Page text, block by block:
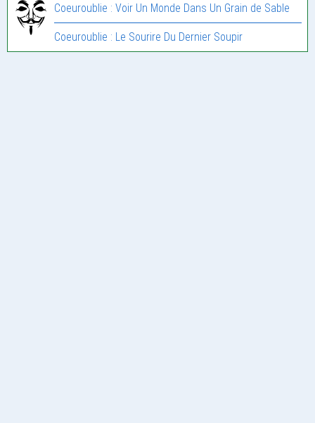
Coeuroublie : Voir Un Monde Dans Un Grain de Sable
Coeuroublie : Le Sourire Du Dernier Soupir